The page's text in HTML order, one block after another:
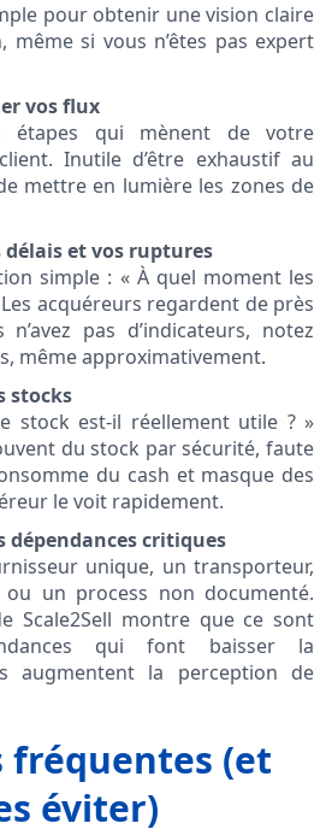
pour obtenir une vision claire
même si vous n’êtes pas expert
vos flux
étapes qui mènent de votre
Inutile d’être exhaustif au
mettre en lumière les zones de
délais et vos ruptures
simple : « À quel moment les
acquéreurs regardent de près
pas d’indicateurs, notez
même approximativement.
stocks
stock est-il réellement utile ? »
du stock par sécurité, faute
du cash et masque des
le voit rapidement.
dépendances critiques
unique, un transporteur,
un process non documenté.
Scale2Sell montre que ce sont
qui font baisser la
augmentent la perception de
fréquentes (et
éviter)